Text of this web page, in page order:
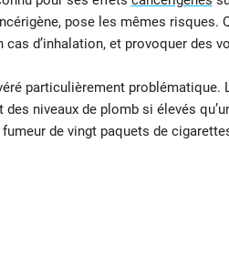
pose les mêmes risques.
d’inhalation, et provoquer des
particulièrement
des niveaux de plomb si élevés
de vingt paquets de